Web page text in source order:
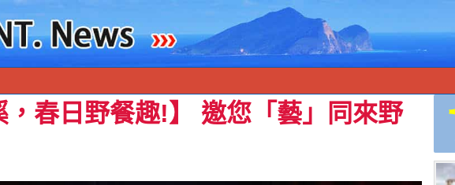
，春日野餐趣!】 邀您「藝」同來野